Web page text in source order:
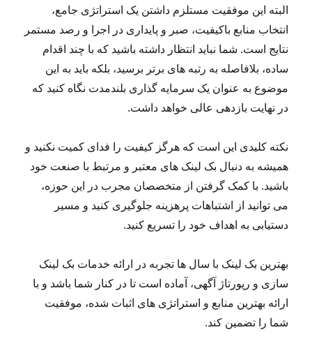
البته این موفقیت مستلزم داشتن یک استراتژی جامع،
انتخاب منابع باکیفیت، صبر و پایداری در اجرا و رصد مستمر
نتایج است. شما نباید انتظار داشته باشید که با چند اقدام
ساده، بلافاصله به رتبه های برتر برسید، بلکه باید به این
موضوع به عنوان یک سرمایه گذاری بلندمدت نگاه کنید که
در نهایت بازدهی عالی خواهد داشت.
نکته کلیدی این است که هرگز کیفیت را فدای کمیت نکنید و
همیشه به دنبال بک لینک های معتبر و مرتبط با صنعت خود
باشید. با کمک گرفتن از متخصصان مجرب در این حوزه،
می توانید از اشتباهات پرهزینه جلوگیری کنید و مسیر
دستیابی به اهداف خود را تسریع کنید.
بهترین بک لینک با سال ها تجربه در ارائه خدمات بک لینک
سازی و رپورتاژ آگهی، آماده است تا در کنار شما باشد و با
ارائه بهترین منابع و استراتژی های اثبات شده، موفقیت
شما را تضمین کند.